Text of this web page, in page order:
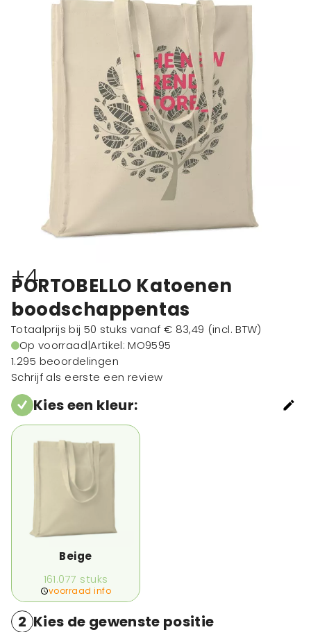
+4
PORTOBELLO Katoenen
boodschappentas
Totaalprijs bij 50 stuks vanaf € 83,49 (incl. BTW)
Op voorraad|Artikel: MO9595
1.295 beoordelingen
Schrijf als eerste een review
Kies een kleur:
Beige
161.077 stuks
voorraad info
2 Kies de gewenste positie